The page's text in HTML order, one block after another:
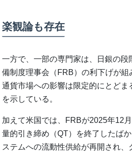
楽観論も存在
一方で、一部の専門家は、日銀の段
備制度理事会（FRB）の利下げが組
通貨市場への影響は限定的にとどま
を示している。
加えて米国では、FRBが2025年12
量的引き締め（QT）を終了したば
ステムへの流動性供給が再開され